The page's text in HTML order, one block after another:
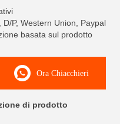
P, Western Union, Paypal
basata sul prodotto
Ora Chiacchieri
di prodotto